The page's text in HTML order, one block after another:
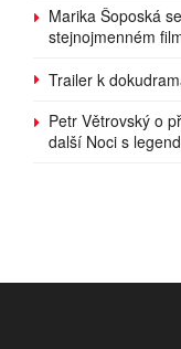
Marika Šoposká
stejnojmenném
Trailer k
Petr Větrovský o
další Noci s